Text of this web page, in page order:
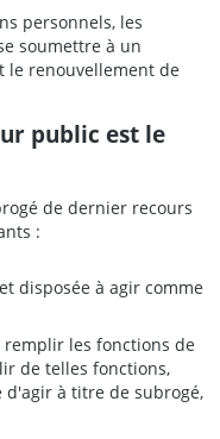
personnels, les
soumettre à un
le renouvellement de
public est le
de dernier recours
:
disposée à agir comme
remplir les fonctions de
de telles fonctions,
à titre de subrogé,